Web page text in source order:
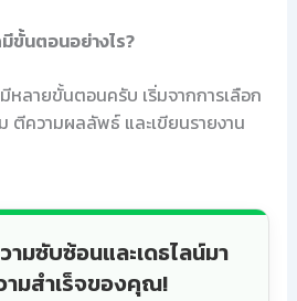
ขั้นตอนอย่างไร?
หลายขั้นตอนครับ เริ่มจากการเลือก
ม ตีความผลลัพธ์ และเขียนรายงาน
มซับซ้อนและเดธไลน์มา
ามสำเร็จของคุณ!